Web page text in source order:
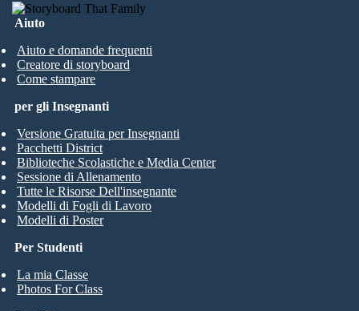
Aiuto
Aiuto e domande frequenti
Creatore di storyboard
Come stampare
Per Studenti
La mia Classe
Photos For Class
per gli Insegnanti
Versione Gratuita per Insegnanti
Pacchetti District
Biblioteche Scolastiche e Media Center
Sessione di Allenamento
Tutte le Risorse Dell'insegnante
Modelli di Fogli di Lavoro
Modelli di Poster